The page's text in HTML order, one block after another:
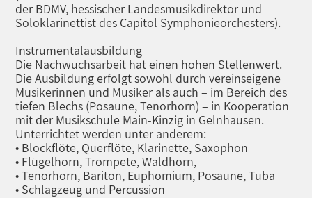
der BDMV, hessischer Landesmusikdirektor und
Soloklarinettist des Capitol Symphonieorchesters).
Instrumentalausbildung
Die Nachwuchsarbeit hat einen hohen Stellenwert.
Die Ausbildung erfolgt sowohl durch vereinseigene
Musikerinnen und Musiker als auch – im Bereich des
tiefen Blechs (Posaune, Tenorhorn) – in Kooperation
mit der Musikschule Main-Kinzig in Gelnhausen.
Unterrichtet werden unter anderem:
• Blockflöte, Querflöte, Klarinette, Saxophon
• Flügelhorn, Trompete, Waldhorn,
• Tenorhorn, Bariton, Euphomium, Posaune, Tuba
• Schlagzeug und Percussion